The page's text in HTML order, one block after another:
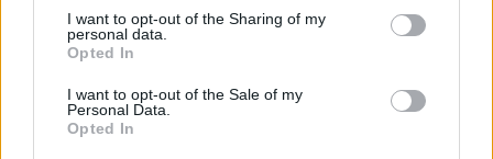
I want to opt-out of the Sharing of my
personal data.
Opted In
I want to opt-out of the Sale of my
Personal Data.
Opted In
conquistado en dos ocasiones (2007 y 2008) el título de
su división.
Algunos de los jugadores más conocidos que
pertenecieron en algún momento a la disciplina del